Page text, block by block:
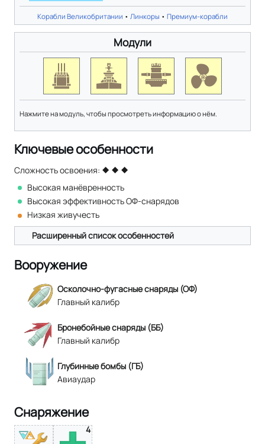
Корабли Великобритании • Линкоры • Премиум-корабли
Модули
Нажмите на модуль, чтобы просмотреть информацию о нём.
Ключевые особенности
Сложность освоения:
Высокая манёвренность
Высокая эффективность ОФ-снарядов
Низкая живучесть
Расширенный список особенностей
Вооружение
Осколочно-фугасные снаряды (ОФ)
Главный калибр
Бронебойные снаряды (ББ)
Главный калибр
Глубинные бомбы (ГБ)
Авиаудар
Снаряжение
4